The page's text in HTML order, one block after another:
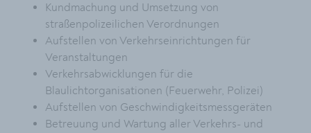
Kundmachung und Umsetzung von
straßenpolizeilichen Verordnungen
Aufstellen von Verkehrseinrichtungen für
Veranstaltungen
Verkehrsabwicklungen für die
Blaulichtorganisationen (Feuerwehr, Polizei)
Aufstellen von Geschwindigkeitsmessgeräten
Betreuung und Wartung aller Verkehrs- und